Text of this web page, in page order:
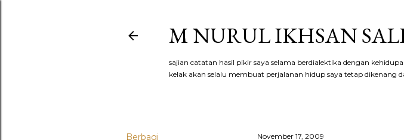
M NURUL IKHSAN
sajian catatan hasil pikir saya selama berdialektika dengan
kelak akan selalu membuat perjalanan hidup saya tetap dikenang
Berbagi November 17, 2009